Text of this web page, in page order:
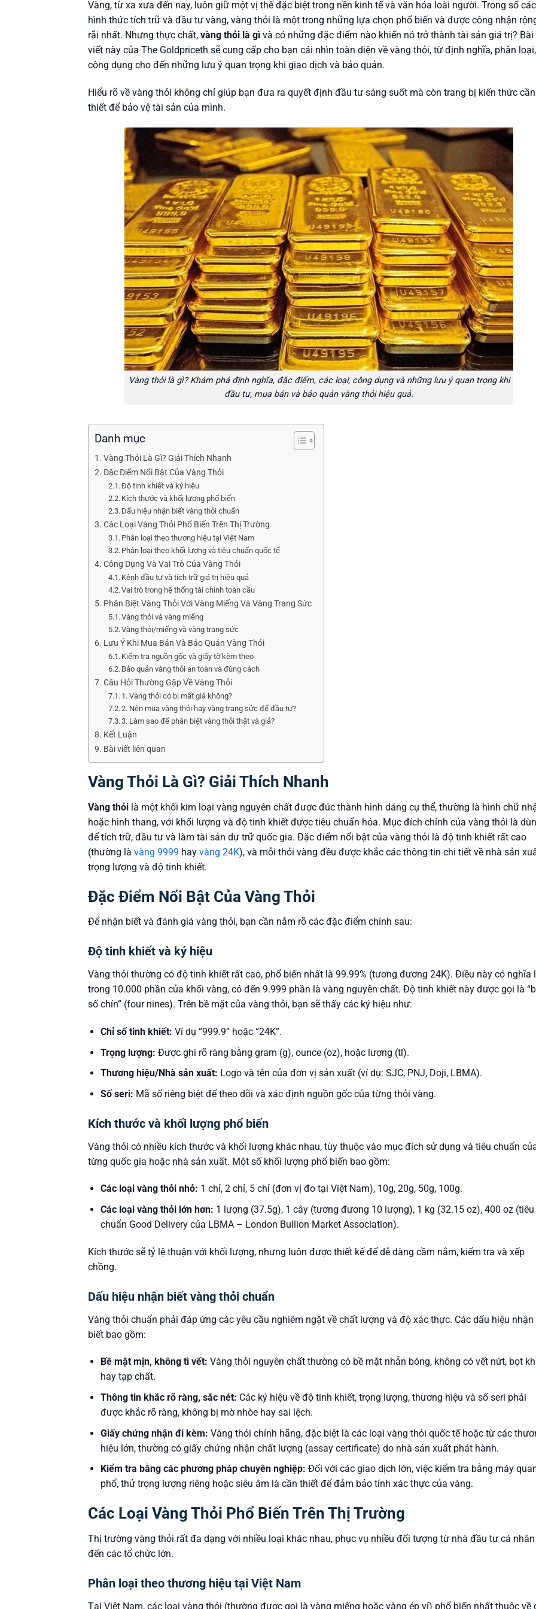
Vàng, từ xa xưa đến nay, luôn giữ một vị thế đặc biệt trong nền kinh tế và văn hóa loài người. Trong số các
hình thức tích trữ và đầu tư vàng, vàng thỏi là một trong những lựa chọn phổ biến và được công nhận
rãi nhất. Nhưng thực chất, vàng thỏi là gì và có những đặc điểm nào khiến nó trở thành tài sản giá trị? Bài
viết này của The Goldpriceth sẽ cung cấp cho bạn cái nhìn toàn diện về vàng thỏi, từ định nghĩa, phân loại,
công dụng cho đến những lưu ý quan trọng khi giao dịch và bảo quản.
Hiểu rõ về vàng thỏi không chỉ giúp bạn đưa ra quyết định đầu tư sáng suốt mà còn trang bị kiến thức cần
thiết để bảo vệ tài sản của mình.
Vàng thỏi là gì? Khám phá định nghĩa, đặc điểm, các loại, công dụng và những lưu ý quan trọng khi
đầu tư, mua bán và bảo quản vàng thỏi hiệu quả.
Danh mục
Vàng Thỏi Là Gì? Giải Thích Nhanh
Đặc Điểm Nổi Bật Của Vàng Thỏi
Độ tinh khiết và ký hiệu
Kích thước và khối lượng phổ biến
Dấu hiệu nhận biết vàng thỏi chuẩn
Các Loại Vàng Thỏi Phổ Biến Trên Thị Trường
Phân loại theo thương hiệu tại Việt Nam
Phân loại theo khối lượng và tiêu chuẩn quốc tế
Công Dụng Và Vai Trò Của Vàng Thỏi
Kênh đầu tư và tích trữ giá trị hiệu quả
Vai trò trong hệ thống tài chính toàn cầu
Phân Biệt Vàng Thỏi Với Vàng Miếng Và Vàng Trang Sức
Vàng thỏi và vàng miếng
Vàng thỏi/miếng và vàng trang sức
Lưu Ý Khi Mua Bán Và Bảo Quản Vàng Thỏi
Kiểm tra nguồn gốc và giấy tờ kèm theo
Bảo quản vàng thỏi an toàn và đúng cách
Câu Hỏi Thường Gặp Về Vàng Thỏi
1. Vàng thỏi có bị mất giá không?
2. Nên mua vàng thỏi hay vàng trang sức để đầu tư?
3. Làm sao để phân biệt vàng thỏi thật và giả?
Kết Luận
Bài viết liên quan
Vàng Thỏi Là Gì? Giải Thích Nhanh
Vàng thỏi là một khối kim loại vàng nguyên chất được đúc thành hình dáng cụ thể, thường là hình chữ
hoặc hình thang, với khối lượng và độ tinh khiết được tiêu chuẩn hóa. Mục đích chính của vàng thỏi là
để tích trữ, đầu tư và làm tài sản dự trữ quốc gia. Đặc điểm nổi bật của vàng thỏi là độ tinh khiết rất cao
(thường là vàng 9999 hay vàng 24K), và mỗi thỏi vàng đều được khắc các thông tin chi tiết về nhà sản
trọng lượng và độ tinh khiết.
Đặc Điểm Nổi Bật Của Vàng Thỏi
Để nhận biết và đánh giá vàng thỏi, bạn cần nắm rõ các đặc điểm chính sau:
Độ tinh khiết và ký hiệu
Vàng thỏi thường có độ tinh khiết rất cao, phổ biến nhất là 99.99% (tương đương 24K). Điều này có nghĩa
trong 10.000 phần của khối vàng, có đến 9.999 phần là vàng nguyên chất. Độ tinh khiết này được gọi là
số chín” (four nines). Trên bề mặt của vàng thỏi, bạn sẽ thấy các ký hiệu như:
Chỉ số tinh khiết: Ví dụ “999.9” hoặc “24K”.
Trọng lượng: Được ghi rõ ràng bằng gram (g), ounce (oz), hoặc lượng (tl).
Thương hiệu/Nhà sản xuất: Logo và tên của đơn vị sản xuất (ví dụ: SJC, PNJ, Doji, LBMA).
Số seri: Mã số riêng biệt để theo dõi và xác định nguồn gốc của từng thỏi vàng.
Kích thước và khối lượng phổ biến
Vàng thỏi có nhiều kích thước và khối lượng khác nhau, tùy thuộc vào mục đích sử dụng và tiêu chuẩn
từng quốc gia hoặc nhà sản xuất. Một số khối lượng phổ biến bao gồm:
Các loại vàng thỏi nhỏ: 1 chỉ, 2 chỉ, 5 chỉ (đơn vị đo tại Việt Nam), 10g, 20g, 50g, 100g.
Các loại vàng thỏi lớn hơn: 1 lượng (37.5g), 1 cây (tương đương 10 lượng), 1 kg (32.15 oz), 400 oz (tiêu
chuẩn Good Delivery của LBMA – London Bullion Market Association).
Kích thước sẽ tỷ lệ thuận với khối lượng, nhưng luôn được thiết kế để dễ dàng cầm nắm, kiểm tra và xếp
chồng.
Dấu hiệu nhận biết vàng thỏi chuẩn
Vàng thỏi chuẩn phải đáp ứng các yêu cầu nghiêm ngặt về chất lượng và độ xác thực. Các dấu hiệu nhận
biết bao gồm:
Bề mặt mịn, không tì vết: Vàng thỏi nguyên chất thường có bề mặt nhẵn bóng, không có vết nứt, bọt
hay tạp chất.
Thông tin khắc rõ ràng, sắc nét: Các ký hiệu về độ tinh khiết, trọng lượng, thương hiệu và số seri phải
được khắc rõ ràng, không bị mờ nhòe hay sai lệch.
Giấy chứng nhận đi kèm: Vàng thỏi chính hãng, đặc biệt là các loại vàng thỏi quốc tế hoặc từ các
hiệu lớn, thường có giấy chứng nhận chất lượng (assay certificate) do nhà sản xuất phát hành.
Kiểm tra bằng các phương pháp chuyên nghiệp: Đối với các giao dịch lớn, việc kiểm tra bằng máy
phổ, thử trọng lượng riêng hoặc siêu âm là cần thiết để đảm bảo tính xác thực của vàng.
Các Loại Vàng Thỏi Phổ Biến Trên Thị Trường
Thị trường vàng thỏi rất đa dạng với nhiều loại khác nhau, phục vụ nhiều đối tượng từ nhà đầu tư cá nhân
đến các tổ chức lớn.
Phân loại theo thương hiệu tại Việt Nam
Tại Việt Nam, các loại vàng thỏi (thường được gọi là vàng miếng hoặc vàng ép vỉ) phổ biến nhất thuộc về